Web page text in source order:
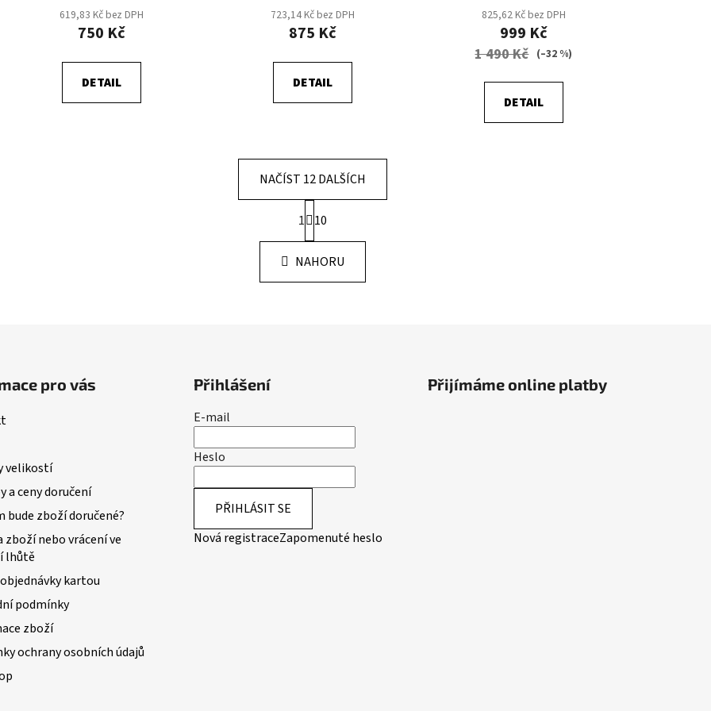
619,83 Kč bez DPH
750 Kč
DETAIL
723,14 Kč bez DPH
875 Kč
DETAIL
825,62 Kč bez DPH
999 Kč
1 490 Kč (–32 %)
DETAIL
O
v
l
á
v
ý
p
s
u
NAČÍST 12 DALŠÍCH
S
t
r
n
k
1 10
NAHORU
pro vás
velikostí
a ceny doručení
bude zboží doručené?
zboží nebo vrácení ve
lhůtě
kartou
podmínky
zboží
ochrany osobních údajů
Přihlášení
E-mail
Heslo
PŘIHLÁSIT SE
Nová registraceZapomenuté heslo
Přijímáme online platby